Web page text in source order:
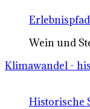
Wein und
Klimawandel -
Historische